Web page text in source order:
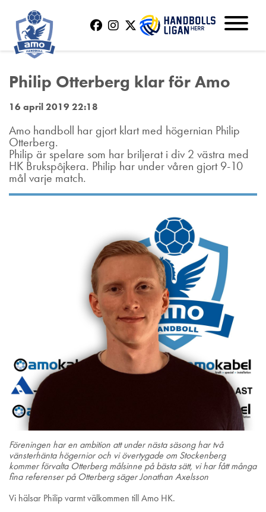
Philip Otterberg klar för Amo
16 april 2019 22:18
Amo handboll har gjort klart med högernian Philip
Otterberg.
Philip är spelare som har briljerat i div 2 västra med
HK Brukspôjkera. Philip har under våren gjort 9-10
mål varje match.
Föreningen har en ambition att under nästa säsong har två
vänsterhänta högernior och vi övertygade om Stockenberg
kommer förvalta Otterberg målsinne på bästa sätt, vi har fått många
fina referenser på Otterberg säger Jonathan Axelsson
Vi hälsar Philip varmt välkommen till Amo HK.